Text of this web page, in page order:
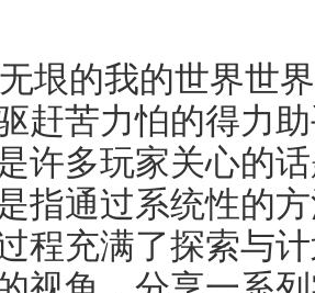
垠的我的世界世
赶苦力怕的得力
许多玩家关心的
指通过系统性的
程充满了探索与